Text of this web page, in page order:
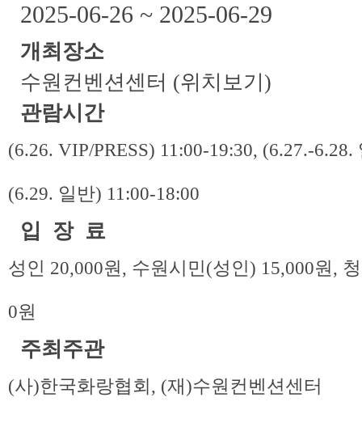
2025-06-26 ~ 2025-06-29
개최장소
수원컨벤션센터 (위치보기)
관람시간
(6.26. VIP/PRESS) 11:00-19:30, (6.27.-
(6.29. 일반) 11:00-18:00
입 장 료
성인 20,000원, 수원시민(성인) 15,000원,
0원
주최주관
(사)한국화랑협회, (재)수원컨벤션센터